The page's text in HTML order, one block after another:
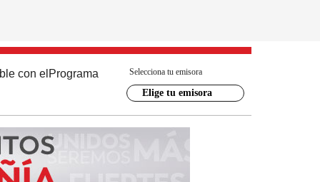
con el Programa Selecciona tu emisora
Elige tu emisora